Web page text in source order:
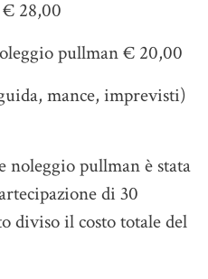
28,00
pullman € 20,00
mance, imprevisti)
pullman è stata
di 30
diviso il costo totale del